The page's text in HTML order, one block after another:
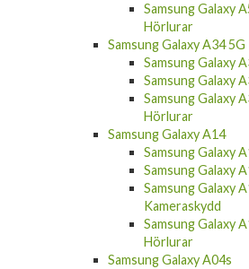
Hörlurar
Samsung Galaxy A34 5G
Samsung Galaxy
Samsung Galaxy
Samsung Galaxy
Hörlurar
Samsung Galaxy A14
Samsung Galaxy
Samsung Galaxy
Samsung Galaxy
Kameraskydd
Samsung Galaxy
Hörlurar
Samsung Galaxy A04s
Samsung Galaxy